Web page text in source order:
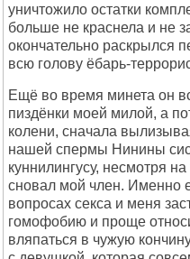
уничтожило остатки
больше не краснела и не
окончательно раскрылся
всю голову ёбарь-
Ещё во время минета он
пиздёнки моей милой, а
колени, сначала
нашей спермы Нинины
куннилингусу, несмотря
сновал мой член. Именно
вопросах секса и меня
гомофобию и проще
вляпаться в чужую